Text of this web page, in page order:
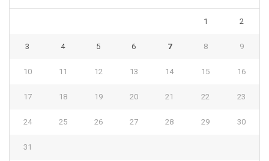
1 2
3 4 5 6 7 8 9
10 11 12 13 14 15 16
17 18 19 20 21 22 23
24 25 26 27 28 29 30
31